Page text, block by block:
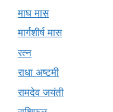
माघ मास
मार्गशीर्ष मास
रत्न
राधा अष्टमी
रामदेव जयंती